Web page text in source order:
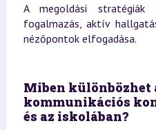
A megoldási
fogalmazás, aktív
nézőpontok elfogadása.
Miben különbözhet
kommunikációs
és az iskolában?